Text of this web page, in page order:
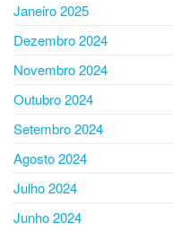
Janeiro 2025
Dezembro 2024
Novembro 2024
Outubro 2024
Setembro 2024
Agosto 2024
Julho 2024
Junho 2024